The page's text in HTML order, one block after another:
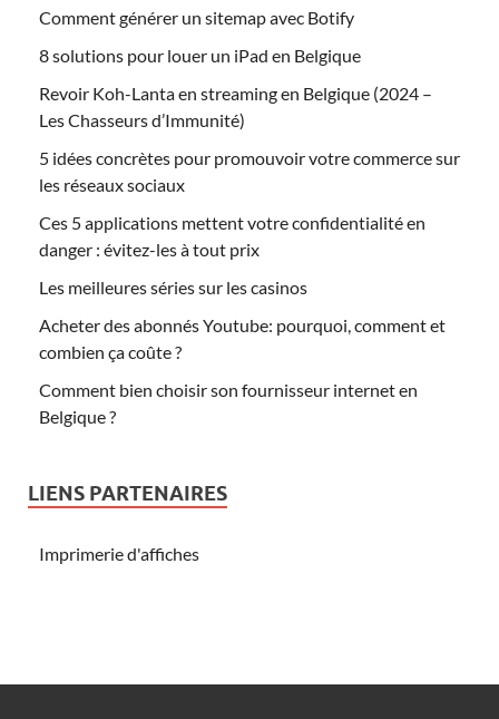
Comment générer un sitemap avec Botify
8 solutions pour louer un iPad en Belgique
Revoir Koh-Lanta en streaming en Belgique (2024 –
Les Chasseurs d’Immunité)
5 idées concrètes pour promouvoir votre commerce sur
les réseaux sociaux
Ces 5 applications mettent votre confidentialité en
danger : évitez-les à tout prix
Les meilleures séries sur les casinos
Acheter des abonnés Youtube: pourquoi, comment et
combien ça coûte ?
Comment bien choisir son fournisseur internet en
Belgique ?
LIENS PARTENAIRES
Imprimerie d'affiches